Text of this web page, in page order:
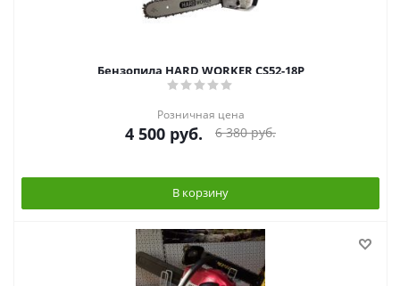
Бензопила HARD WORKER CS52-18P
Розничная цена
4 500 руб. 6 380руб.
В корзину